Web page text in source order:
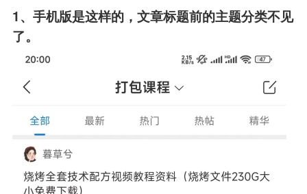
1、手机版是这样的，文章标题前的主题分类不见
了。